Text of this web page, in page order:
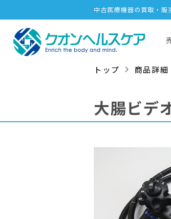
中古医療機器の買取・販
トップ 商品詳
大腸ビデ